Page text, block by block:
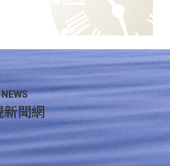
新聞網